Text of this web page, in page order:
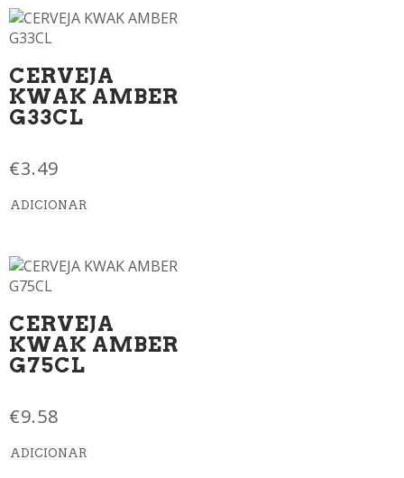
CERVEJA
KWAK AMBER
G33CL
€3.49
ADICIONAR
CERVEJA
KWAK AMBER
G75CL
€9.58
ADICIONAR